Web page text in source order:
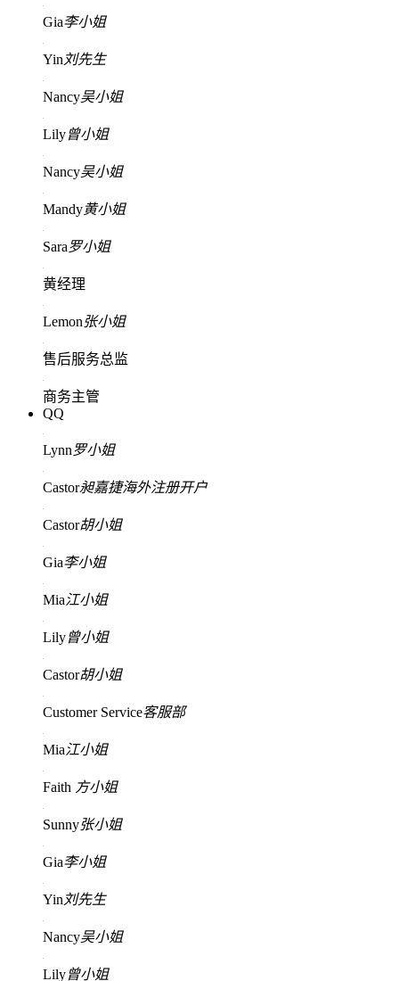
Gia李小姐
Yin 刘先生
Nancy吴小姐
Lily曾小姐
Nancy吴小姐
Mandy黄小姐
Sara罗小姐
黄经理
Lemon张小姐
售后服务总监
商务主管
QQ
Lynn罗小姐
Castor昶嘉捷海外注册开户
Castor胡小姐
Gia李小姐
Mia江小姐
Lily曾小姐
Castor胡小姐
Customer Service客服部
Mia江小姐
Faith 方小姐
Sunny张小姐
Gia李小姐
Yin 刘先生
Nancy吴小姐
Lily曾小姐